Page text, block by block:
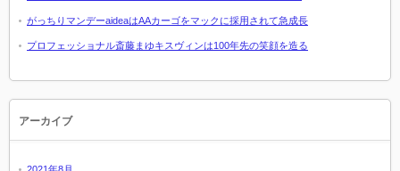
がっちりマンデーaideaはAAカーゴをマックに採用されて急成長
プロフェッショナル斎藤まゆキスヴィンは100年先の笑顔を造る
アーカイブ